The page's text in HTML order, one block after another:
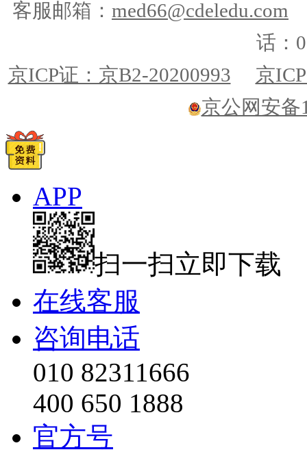
客服邮箱： med66@cdeledu.com
话：
京ICP证：京B2-20200993
京
京公网安备
APP
扫一扫立即下载
在线客服
咨询电话
010 82311666
400 650 1888
官方号